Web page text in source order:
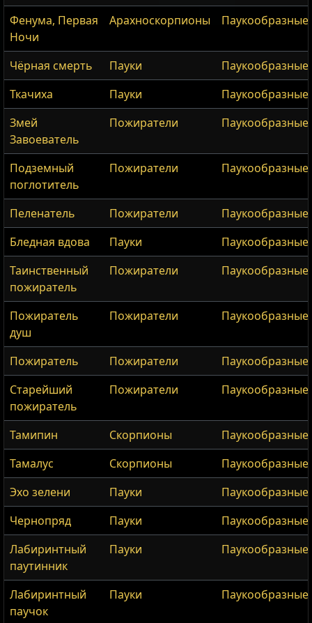
Фенума, Первая
Ночи
Арахноскорпионы Паукообразные
Чёрная смерть Пауки
Паукообразные
Ткачиха
Пауки
Паукообразные
Змей
Завоеватель
Пожиратели Паукообразные
Подземный
поглотитель
Пожиратели Паукообразные
Пеленатель Пожиратели
Паукообразные
Бледная вдова
Пауки
Паукообразные
Таинственный
пожиратель
Пожиратели Паукообразные
Пожиратель
душ
Пожиратели Паукообразные
Пожиратель Пожиратели
Паукообразные
Старейший
пожиратель
Пожиратели Паукообразные
Тамипин Скорпионы
Паукообразные
Тамалус
Скорпионы
Паукообразные
Эхо зелени
Пауки
Паукообразные
Чернопряд
Пауки
Паукообразные
Лабиринтный
паутинник
Пауки Паукообразные
Лабиринтный
паучок
Пауки Паукообразные